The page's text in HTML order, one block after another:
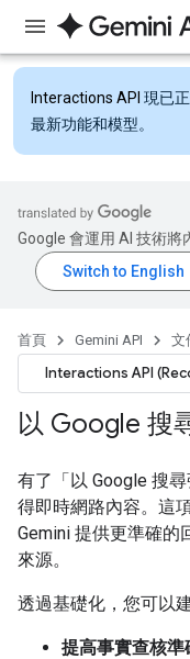
Interactions API 現已
最新功能和模型。
Google 會運用 AI 技術將
首頁 Gemini API 文
Interactions API
以 Google 搜
有了「以 Google 搜
得即時網路內容。這
Gemini 提供更準確的
來源。
透過基礎化，您可以
提高事實查核準